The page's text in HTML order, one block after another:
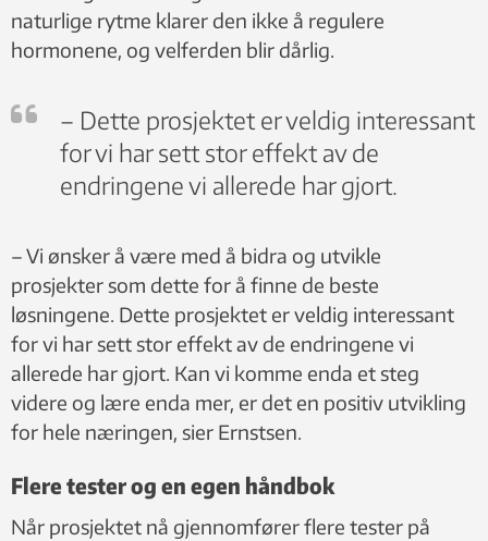
naturlige rytme klarer den ikke å regulere
hormonene, og velferden blir dårlig.
– Dette prosjektet er veldig interessant
for vi har sett stor effekt av de
endringene vi allerede har gjort.
– Vi ønsker å være med å bidra og utvikle
prosjekter som dette for å finne de beste
løsningene. Dette prosjektet er veldig interessant
for vi har sett stor effekt av de endringene vi
allerede har gjort. Kan vi komme enda et steg
videre og lære enda mer, er det en positiv utvikling
for hele næringen, sier Ernstsen.
Flere tester og en egen håndbok
Når prosjektet nå gjennomfører flere tester på